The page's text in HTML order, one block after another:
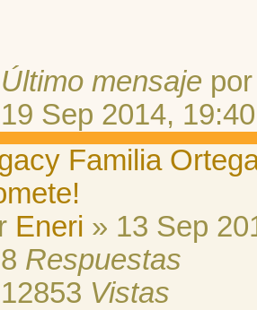
Último mensaje
19 Sep 2014, 19:40
Familia
Eneri » 13 Sep
8 Respuestas
12853 Vistas